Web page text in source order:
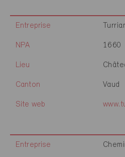
Entreprise
NPA 1660
Lieu
Canton Vaud
Site web
Entreprise